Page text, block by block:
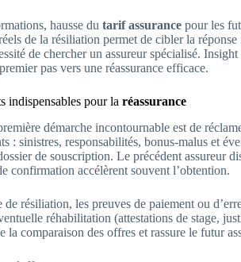
hausse du tarif assurance pour les
de la résiliation permet de cibler la réponse
de chercher un assureur spécialisé.
pas vers une réassurance efficace.
indispensables pour la réassurance
démarche incontournable est de
: sinistres, responsabilités, bonus-malus et
de souscription. Le précédent assureur
confirmation accélèrent souvent l’obtention.
résiliation, les preuves de paiement ou
réhabilitation (attestations de stage,
comparaison des offres et rassure le futur